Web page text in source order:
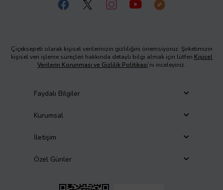
Çiçeksepeti olarak kişisel verilerinizin gizliliğini önemsiyoruz. Şirketimizin
kişisel veri işleme süreçleri hakkında detaylı bilgi almak için lütfen Kişisel
Verilerin Korunması ve Gizlilik Politikası’nı inceleyiniz.
Faydalı Bilgiler
Kurumsal
İletişim
Özel Günler